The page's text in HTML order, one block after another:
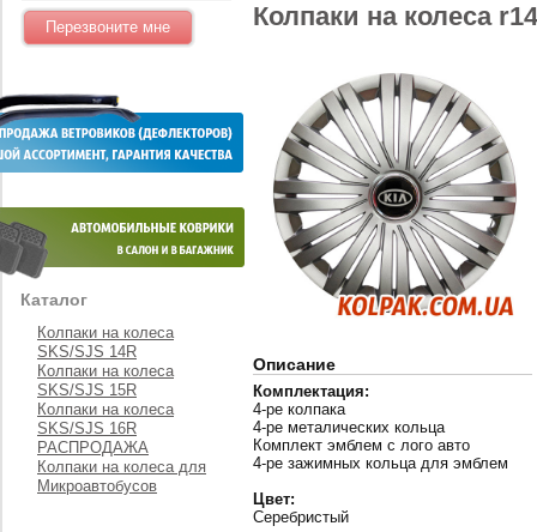
Каталог
Колпаки на колеса
SKS/SJS 14R
Колпаки на колеса
SKS/SJS 15R
Колпаки на колеса
SKS/SJS 16R
РАСПРОДАЖА
Колпаки на колеса для
Микроавтобусов
Колпаки на колеса
Описание
Комплектация:
4-ре колпака
4-ре металических кольца
Комплект эмблем с лого авто
4-ре зажимных кольца для эмблем
Цвет:
Серебристый